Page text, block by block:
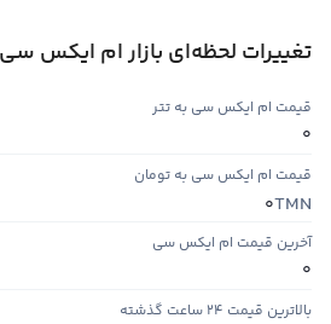
تغییرات لحظه‌ای بازار ام ایکس سی
قیمت ام ایکس سی به تتر
0
قیمت ام ایکس سی به تومان
TMN
0
آخرین قیمت ام ایکس سی
0
بالاترین قیمت ۲۴ ساعت گذشته